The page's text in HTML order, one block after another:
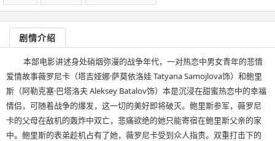
剧情介绍
本部电影讲述身处硝烟弥漫的战争年代，一对热恋中男女青年的悲情
爱情故事薇罗尼卡（塔吉娅娜·萨莫依洛娃 Tatyana Samojlova饰）和鲍里
斯（阿勒克塞·巴塔洛夫 Aleksey Batalov饰）本是沉浸在甜蜜热恋中的幸福
情侣，可随着战争的爆发，这一切的美好即将破灭。鲍里斯参军，薇罗尼
卡的父母在敌机的轰炸中双亡，悲痛欲绝的她只能寄宿在鲍里斯父亲的家
中。鲍里斯的表弟趁机占有了她，薇罗尼卡受到众人指责。双重打击下的